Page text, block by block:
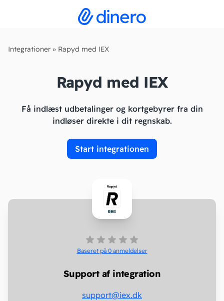
Integrationer » Rapyd med IEX
Rapyd med IEX
Få indlæst udbetalinger og kortgebyrer fra din
indløser direkte i dit regnskab.
Start integrationen
Baseret på 0anmeldelser
Support af integration
support@iex.dk